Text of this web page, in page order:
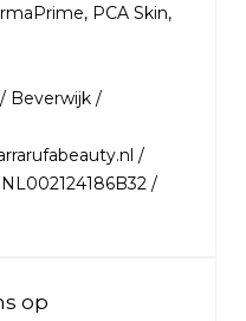
PCA Skin,
Beverwijk /
/
/
op